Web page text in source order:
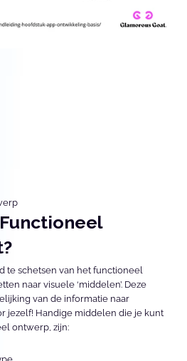
te schetsen van het functioneel
naar visuele ‘middelen’. Deze
van de informatie naar
jezelf! Handige middelen die je kunt
ontwerp, zijn: